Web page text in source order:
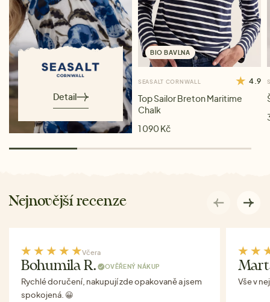
Detail
BIO BAVLNA
SEASALT CORNWALL 4.9
Top Sailor Breton Maritime
Chalk
1 090 Kč
Nejnovější recenze
Včera
Bohumila R. OVĚŘENÝ NÁKUP
Rychlé doručení, nakupují zde opakovaně a jsem
spokojená. 😀
Vše v